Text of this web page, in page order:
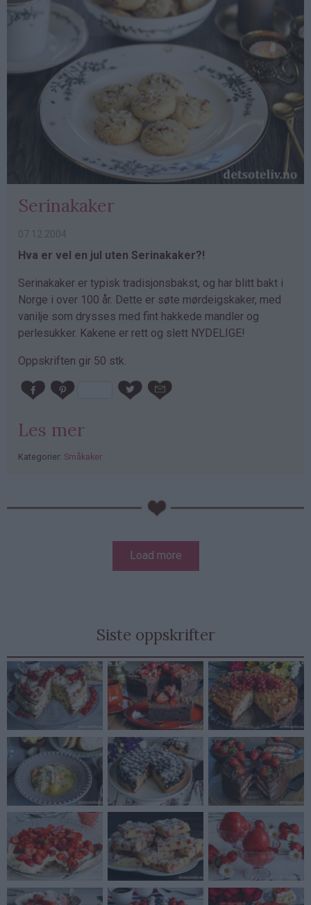
Serinakaker
07.12.2004
Hva er vel en jul uten Serinakaker?!
Serinakaker er typisk tradisjonsbakst, og har blitt bakt i
Norge i over 100 år. Dette er søte mørdeigskaker, med
vanilje som drysses med fint hakkede mandler og
perlesukker. Kakene er rett og slett NYDELIGE!
Oppskriften gir 50 stk.
Les mer
Kategorier: Småkaker
PubGalaxy
Load more
Siste oppskrifter